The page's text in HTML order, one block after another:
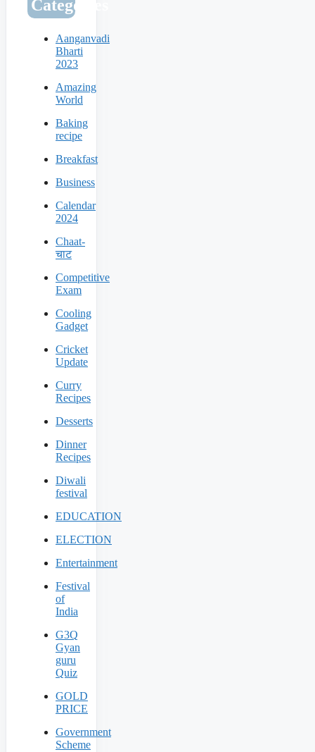
Categories
Aanganvadi
Bharti
2023
Amazing
World
Baking
recipe
Breakfast
Business
Calendar
2024
Chaat-
चाट
Competitive
Exam
Cooling
Gadget
Cricket
Update
Curry
Recipes
Desserts
Dinner
Recipes
Diwali
festival
EDUCATION
ELECTION
Entertainment
Festival
of
India
G3Q
Gyan
guru
Quiz
GOLD
PRICE
Government
Scheme